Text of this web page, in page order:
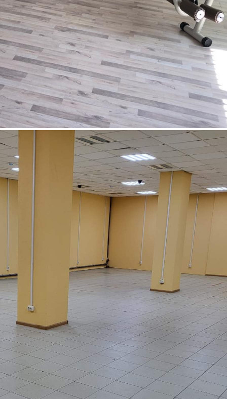
Аренда
Торговый Центр
107415 - Г. МАГАДАН,
ДЗЕРЖИНСКОГО, Д.26А
Посмотреть на карте
В г. Магадан в деловом торговом центре города в отдельно
стоящем здании, для активных современных
предпринимателей: - на 2 этаже сдается оборудованная
площадь 350м2, высота потолка более 4м. Успешный салон-
бьюти сфера, с фитнес залом 150м, 10 кабинетов, 2 сан. узла,
раздевалка, зона отдыха, ресепшен (в т. ч....
309 (+1)
Навигация
Характеристики
О помещении
Где находится
Контакты
Другие объявления
Характеристики помещения
№ объявления
107415
Дата размещения